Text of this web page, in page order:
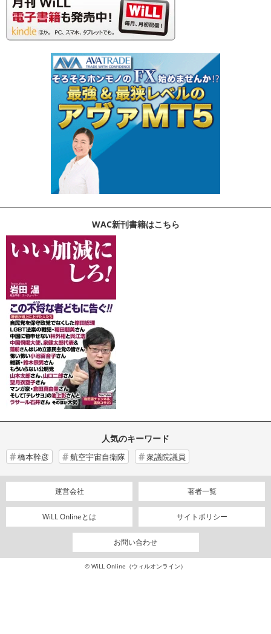
WAC新刊書籍はこちら
人気のキーワード
橋本幹彦 航空宇宙自衛隊 衆議院議員
運営会社 著者一覧
WiLL Onlineとは サイトポリシー
お問い合わせ
© WiLL Online（ウィルオンライン）